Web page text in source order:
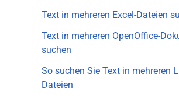
Text in mehreren Excel-Dateien
Text in mehreren OpenOffice-
suchen
So suchen Sie Text in mehreren
Dateien